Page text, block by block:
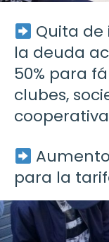
Quita de
la deuda
50% para
clubes,
para la